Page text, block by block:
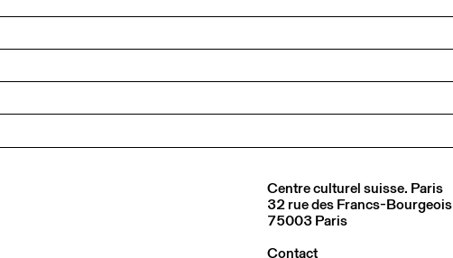
Centre culturel suisse. Paris
32 rue des Francs-Bourgeois
75003 Paris
Contact